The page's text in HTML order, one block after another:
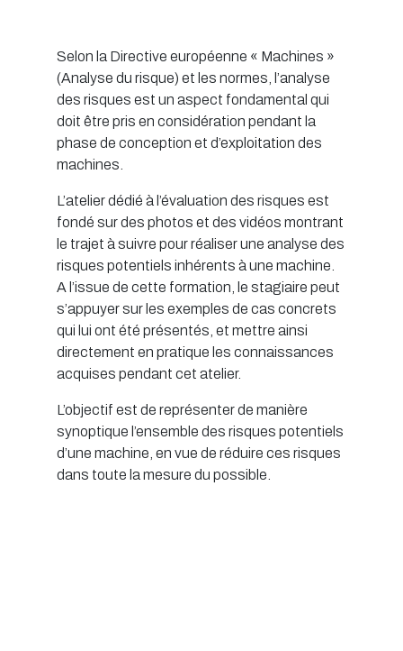
Selon la Directive européenne « Machines »
(Analyse du risque) et les normes, l’analyse
des risques est un aspect fondamental qui
doit être pris en considération pendant la
phase de conception et d’exploitation des
machines.
L’atelier dédié à l’évaluation des risques est
fondé sur des photos et des vidéos montrant
le trajet à suivre pour réaliser une analyse des
risques potentiels inhérents à une machine.
A l’issue de cette formation, le stagiaire peut
s’appuyer sur les exemples de cas concrets
qui lui ont été présentés, et mettre ainsi
directement en pratique les connaissances
acquises pendant cet atelier.
L’objectif est de représenter de manière
synoptique l’ensemble des risques potentiels
d’une machine, en vue de réduire ces risques
dans toute la mesure du possible.